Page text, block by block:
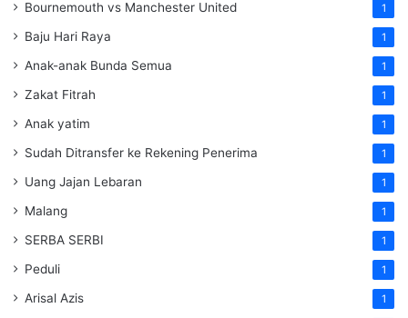
Bournemouth vs Manchester United 1
Baju Hari Raya 1
Anak-anak Bunda Semua 1
Zakat Fitrah 1
Anak yatim 1
Sudah Ditransfer ke Rekening Penerima 1
Uang Jajan Lebaran 1
Malang 1
SERBA SERBI 1
Peduli 1
Arisal Azis 1